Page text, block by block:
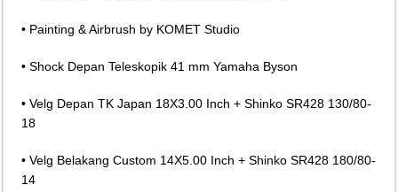
• Painting & Airbrush by KOMET Studio
• Shock Depan Teleskopik 41 mm Yamaha Byson
• Velg Depan TK Japan 18X3.00 Inch + Shinko SR428 130/80-
18
• Velg Belakang Custom 14X5.00 Inch + Shinko SR428 180/80-
14